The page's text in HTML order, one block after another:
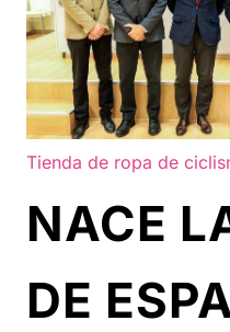
Tienda de ropa de
NACE
DE